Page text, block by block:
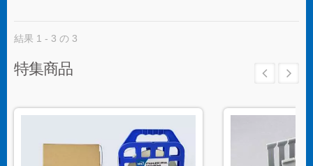
結果 1 - 3 の 3
特集商品